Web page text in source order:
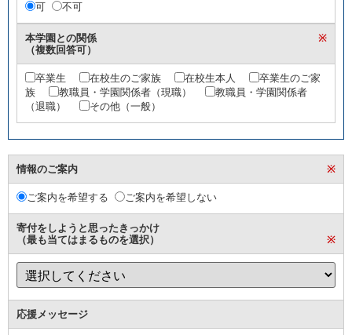
可 不可
本学園との関係
※
（複数回答可）
卒業生 在校生のご家族 在校生本人
卒業生のご家
族
教職員・学園関係者（現職）
教職員・学園関係者
（退職）
その他（一般）
情報のご案内 ※
ご案内を希望する ご案内を希望しない
寄付をしようと思ったきっかけ
（最も当てはまるものを選択）
※
応援メッセージ